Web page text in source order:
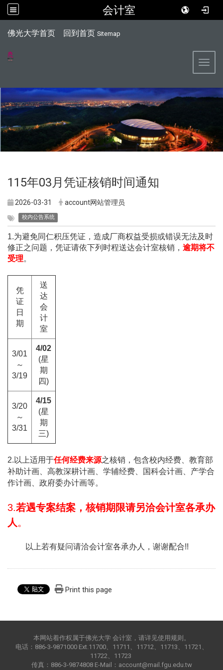
会计室
佛光大学首页 回到首页 Sitemap
115年03月凭证核销时间通知
2026-03-31 account网站管理员
校内公告系统
1.为避免同仁积压凭证，造成厂商权益受损或错误无法及时
修正之问题，凭证请依下列时程送达会计室核销， 逾期将不
受理。
凭
证
日
期
送
达
会
计
室
3/01
～
3/19
4/02
(星
期
四)
3/20
～
3/31
4/15
(星
期
三)
2. 以上适用于任何经费来源之核销，包含校内经费、教育部
补助计画、高教深耕计画、学辅经费、国科会计画、产学合
作计画、政府委办计画等。
3.若遇专案结案，核销期限请另洽会计室各承办
人 。
以上若有疑问请洽会计室各承办人，谢谢配合!!
Print this page
本网站着作权属于佛光大学 会计室，请详见使用规则。
电话：886-3-9871000 Ext.11700、11711、11712、11713、11721、
11722、11723
传真：886-3-9874808 E-Mail：account@mail.fgu.edu.tw